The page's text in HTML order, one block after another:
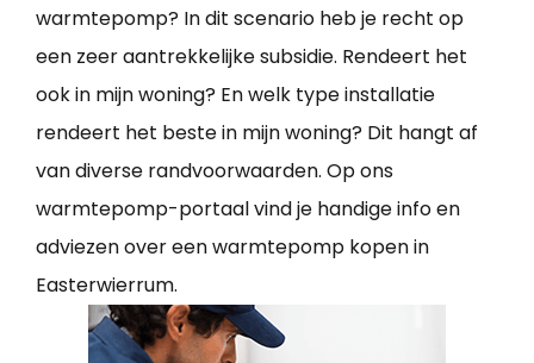
warmtepomp? In dit scenario heb je recht op
een zeer aantrekkelijke subsidie. Rendeert het
ook in mijn woning? En welk type installatie
rendeert het beste in mijn woning? Dit hangt af
van diverse randvoorwaarden. Op ons
warmtepomp-portaal vind je handige info en
adviezen over een warmtepomp kopen in
Easterwierrum.